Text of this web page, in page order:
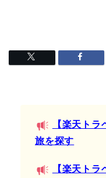
【楽天ト
旅を探す
【楽天ト